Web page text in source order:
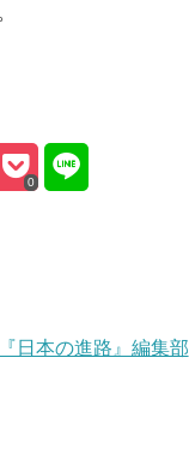
0
『日本の進路』編集部